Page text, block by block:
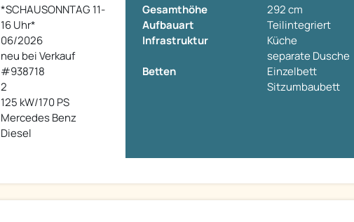
*SCHAUSONNTAG 11-
16 Uhr*
06/2026
neu bei Verkauf
#938718
2
125 kW/170 PS
Mercedes Benz
Diesel
Gesamthöhe
292 cm
Aufbauart
Teilintegriert
Infrastruktur
Küche
separate Dusche
Betten
Einzelbett
Sitzumbaubett